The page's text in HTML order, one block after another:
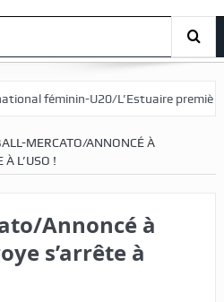
première équipe qualifiée
MERCATO/ANNONCÉ À
À L’USO !
Annoncé à
s’arrête à